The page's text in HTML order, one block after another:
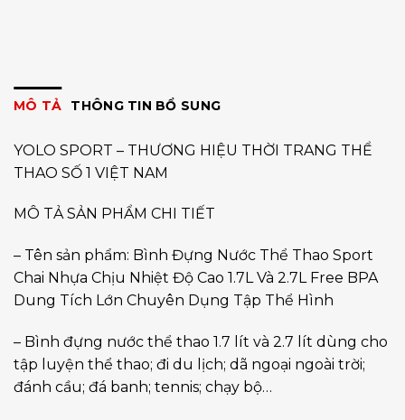
MÔ TẢ THÔNG TIN BỔ SUNG
YOLO SPORT – THƯƠNG HIỆU THỜI TRANG THỂ
THAO SỐ 1 VIỆT NAM
MÔ TẢ SẢN PHẨM CHI TIẾT
– Tên sản phẩm: Bình Đựng Nước Thể Thao Sport
Chai Nhựa Chịu Nhiệt Độ Cao 1.7L Và 2.7L Free BPA
Dung Tích Lớn Chuyên Dụng Tập Thể Hình
– Bình đựng nước thể thao 1.7 lít và 2.7 lít dùng cho
tập luyện thể thao; đi du lịch; dã ngoại ngoài trời;
đánh cầu; đá banh; tennis; chạy bộ…